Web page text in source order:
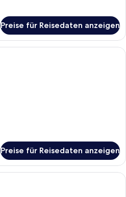
Preise für Reisedaten anzeigen
Ein Hotelzimmer mit einer Couch,
Preise für Reisedaten anzeigen
Ein Hotelzimmer mit einer Couch,